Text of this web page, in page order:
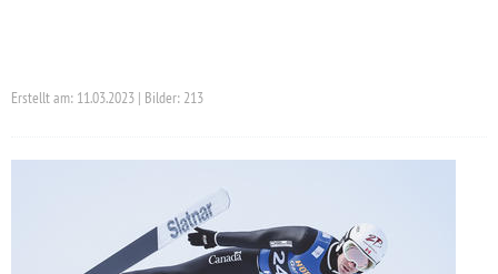
Erstellt am: 11.03.2023 | Bilder: 213